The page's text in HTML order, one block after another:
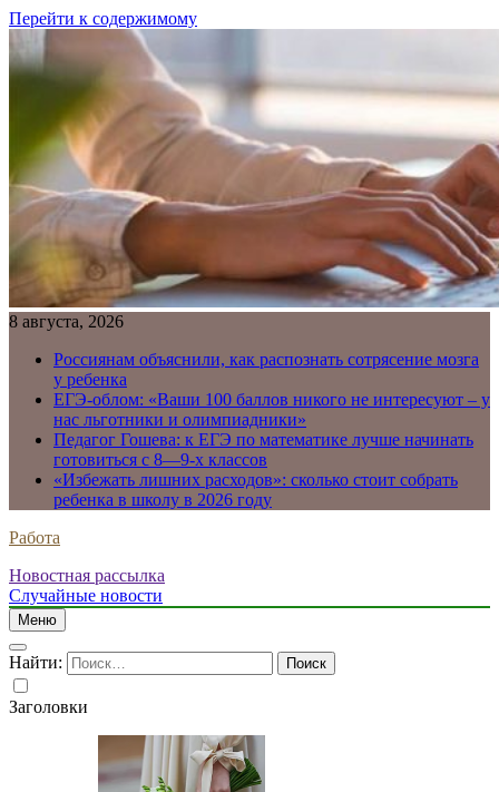
Перейти к содержимому
8 августа, 2026
Россиянам объяснили, как распознать сотрясение мозга
у ребенка
ЕГЭ-облом: «Ваши 100 баллов никого не интересуют – у
нас льготники и олимпиадники»
Педагог Гошева: к ЕГЭ по математике лучше начинать
готовиться с 8—9-х классов
«Избежать лишних расходов»: сколько стоит собрать
ребенка в школу в 2026 году
Работа
Новостная рассылка
Случайные новости
Меню
Найти:
Заголовки